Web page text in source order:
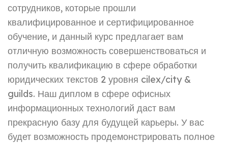
сотрудников, которые прошли
квалифицированное и сертифицированное
обучение, и данный курс предлагает вам
отличную возможность совершенствоваться и
получить квалификацию в сфере обработки
юридических текстов 2 уровня cilex/city &
guilds. Наш диплом в сфере офисных
информационных технологий даст вам
прекрасную базу для будущей карьеры. У вас
будет возможность продемонстрировать полное